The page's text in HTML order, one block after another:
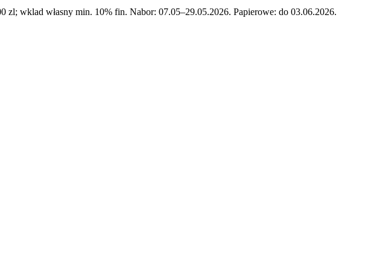
wklad własny min. 10% fin. Nabor: 07.05–29.05.2026. Papierowe: do 03.06.2026.